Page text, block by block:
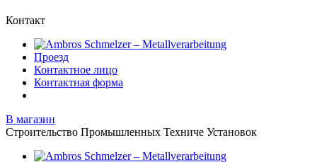
Контакт
Проезд
Контактное лицо
Контактная форма
В магазин
Строительство Промышленных Техниче Установок